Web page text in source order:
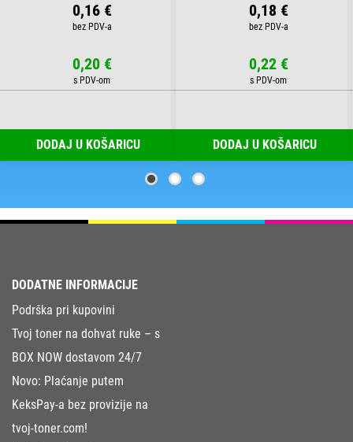
0,16 €
0,20 €
DODAJ U KOŠARICU
0,18 €
0,22 €
DODAJ U KOŠARICU
DODATNE INFORMACIJE
Podrška pri kupovini
Tvoj toner na dohvat ruke – s
BOX NOW dostavom 24/7
Novo: Plaćanje putem
KeksPay-a bez provizije na
tvoj-toner.com!